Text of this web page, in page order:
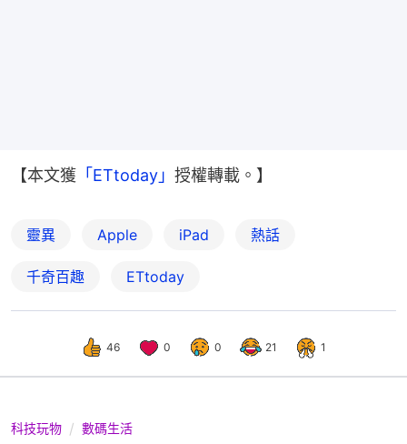
【本文獲 「ETtoday」 授權轉載。】
靈異 Apple iPad 熱話
千奇百趣 ETtoday
46 0 0 21 1
科技玩物 數碼生活